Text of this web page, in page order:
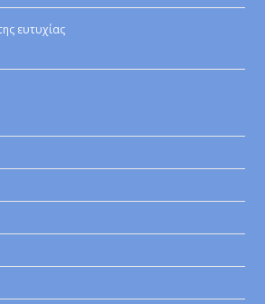
ευτυχίας